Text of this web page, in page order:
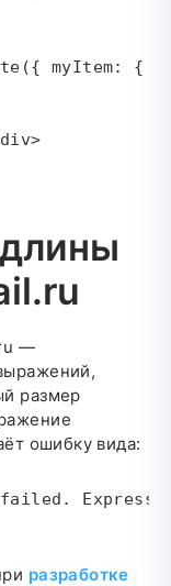
myItem:
—
размер
ошибку вида:
разработке